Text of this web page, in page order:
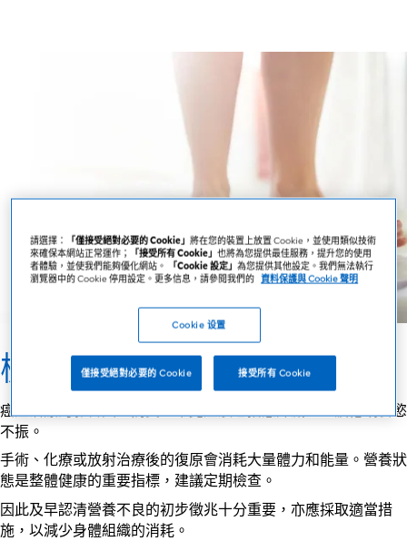
檢查您的風險
癌症治療的影響因人而異。常見症狀包括意外減重、疲倦或食慾
不振。
手術、化療或放射治療後的復原會消耗大量體力和能量。營養狀
態是整體健康的重要指標，建議定期檢查。
因此及早認清營養不良的初步徵兆十分重要，亦應採取適當措
施，以減少身體組織的消耗。
請選擇： 「僅接受絕對必要的 Cookie」將在您的裝置上放置 Cookie，並使用類似技術
來確保本網站正常運作；
「接受所有 Cookie」也將為您提供最佳服務，提升您的使用
者體驗，並使我們能夠優化網站。
「Cookie 設定」為您提供其他設定。我們無法執行
瀏覽器中的 Cookie 停用設定。更多信息，請參閱我們的 資料保護與 Cookie 聲明
Cookie 设置
僅接受絕對必要的 Cookie 接受所有 Cookie